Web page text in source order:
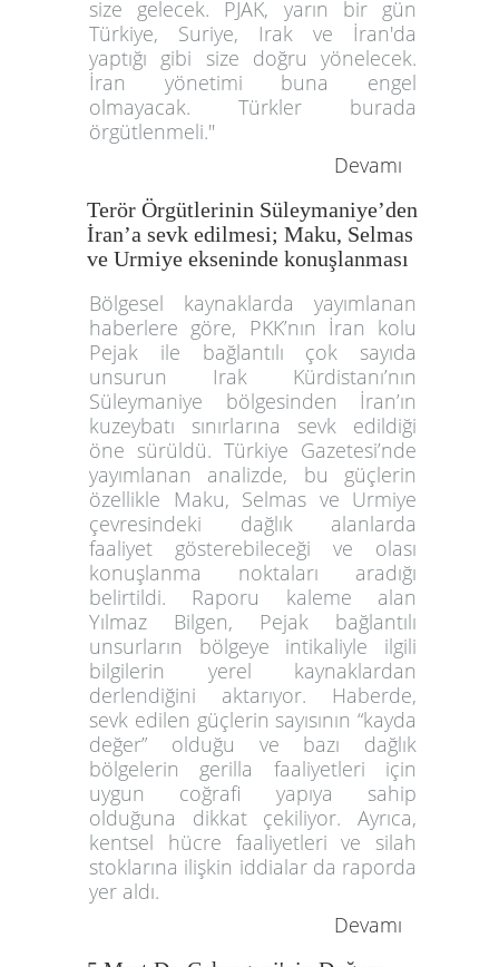
size gelecek. PJAK, yarın bir gün
Türkiye, Suriye, Irak ve İran'da
yaptığı gibi size doğru yönelecek.
İran yönetimi buna engel
olmayacak. Türkler burada
örgütlenmeli."
Devamı
Terör Örgütlerinin Süleymaniye’den
İran’a sevk edilmesi; Maku, Selmas
ve Urmiye ekseninde konuşlanması
Bölgesel kaynaklarda yayımlanan
haberlere göre, PKK’nın İran kolu
Pejak ile bağlantılı çok sayıda
unsurun Irak Kürdistanı’nın
Süleymaniye bölgesinden İran’ın
kuzeybatı sınırlarına sevk edildiği
öne sürüldü. Türkiye Gazetesi’nde
yayımlanan analizde, bu güçlerin
özellikle Maku, Selmas ve Urmiye
çevresindeki dağlık alanlarda
faaliyet gösterebileceği ve olası
konuşlanma noktaları aradığı
belirtildi. Raporu kaleme alan
Yılmaz Bilgen, Pejak bağlantılı
unsurların bölgeye intikaliyle ilgili
bilgilerin yerel kaynaklardan
derlendiğini aktarıyor. Haberde,
sevk edilen güçlerin sayısının “kayda
değer” olduğu ve bazı dağlık
bölgelerin gerilla faaliyetleri için
uygun coğrafi yapıya sahip
olduğuna dikkat çekiliyor. Ayrıca,
kentsel hücre faaliyetleri ve silah
stoklarına ilişkin iddialar da raporda
yer aldı.
Devamı